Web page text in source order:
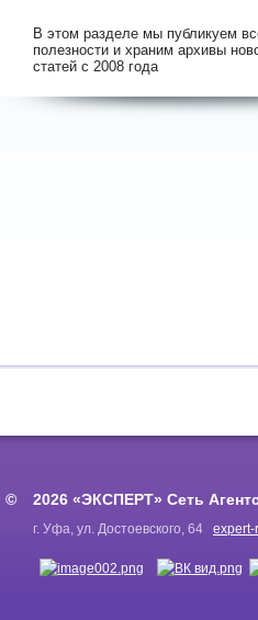
В этом разделе мы публикуем
полезности и храним архивы
статей с 2008 года
2026 «ЭКСПЕРТ» Сеть
г. Уфа, ул. Достоевского, 64 expert-